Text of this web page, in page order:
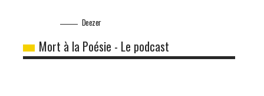
Deezer
Mort à la Poésie - Le podcast